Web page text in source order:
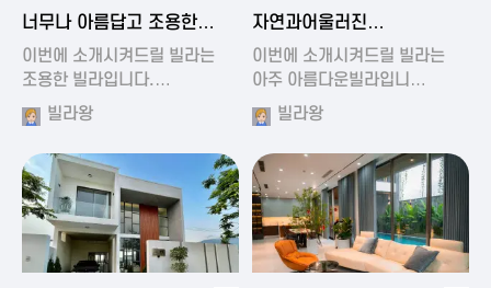
2024-11-19 01:47
너무나 아름답고 조용한
풀빌라
이번에 소개시켜드릴 빌라는
조용한 빌라입니다.…
빌라왕
2024-11-19 01:17
자연과어울러진
아름다운풀빌라
이번에 소개시켜드릴 빌라는
아주 아름다운빌라입니…
빌라왕